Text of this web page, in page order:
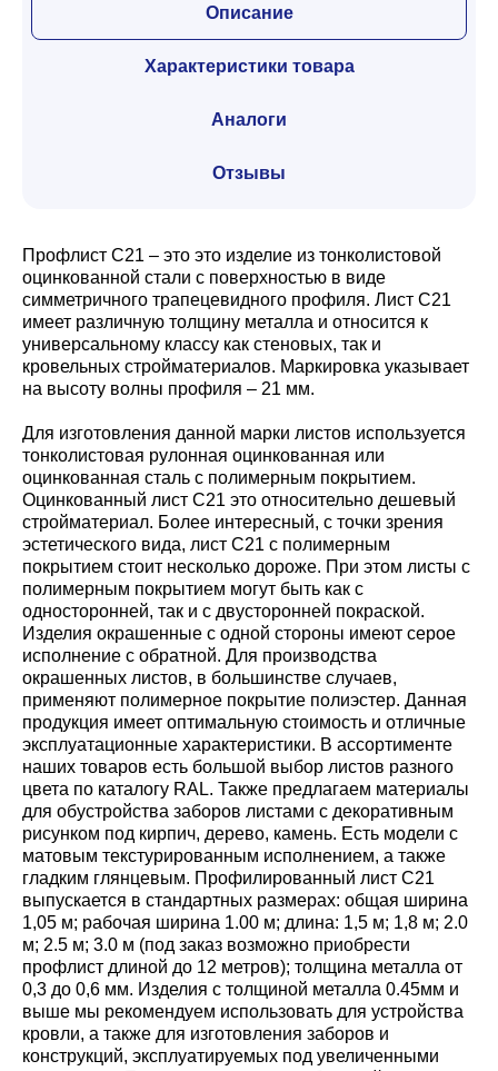
Описание
Характеристики товара
Аналоги
Отзывы
Профлист С21 – это это изделие из тонколистовой
оцинкованной стали с поверхностью в виде
симметричного трапецевидного профиля. Лист С21
имеет различную толщину металла и относится к
универсальному классу как стеновых, так и
кровельных стройматериалов. Маркировка указывает
на высоту волны профиля – 21 мм.
Для изготовления данной марки листов используется
тонколистовая рулонная оцинкованная или
оцинкованная сталь с полимерным покрытием.
Оцинкованный лист С21 это относительно дешевый
стройматериал. Более интересный, с точки зрения
эстетического вида, лист С21 с полимерным
покрытием стоит несколько дороже. При этом листы с
полимерным покрытием могут быть как с
односторонней, так и с двусторонней покраской.
Изделия окрашенные с одной стороны имеют серое
исполнение с обратной. Для производства
окрашенных листов, в большинстве случаев,
применяют полимерное покрытие полиэстер. Данная
продукция имеет оптимальную стоимость и отличные
эксплуатационные характеристики. В ассортименте
наших товаров есть большой выбор листов разного
цвета по каталогу RAL. Также предлагаем материалы
для обустройства заборов листами с декоративным
рисунком под кирпич, дерево, камень. Есть модели с
матовым текстурированным исполнением, а также
гладким глянцевым. Профилированный лист С21
выпускается в стандартных размерах: общая ширина
1,05 м; рабочая ширина 1.00 м; длина: 1,5 м; 1,8 м; 2.0
м; 2.5 м; 3.0 м (под заказ возможно приобрести
профлист длиной до 12 метров); толщина металла от
0,3 до 0,6 мм. Изделия с толщиной металла 0.45мм и
выше мы рекомендуем использовать для устройства
кровли, а также для изготовления заборов и
конструкций, эксплуатируемых под увеличенными